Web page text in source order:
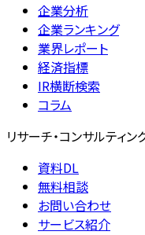
企業分析
企業ランキング
業界レポート
経済指標
IR横断検索
コラム
リサーチ・コンサルティン
資料DL
無料相談
お問い合わせ
サービス紹介